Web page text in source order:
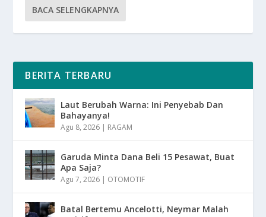
BACA SELENGKAPNYA
BERITA TERBARU
Laut Berubah Warna: Ini Penyebab Dan
Bahayanya!
Agu 8, 2026 | RAGAM
Garuda Minta Dana Beli 15 Pesawat, Buat
Apa Saja?
Agu 7, 2026 | OTOMOTIF
Batal Bertemu Ancelotti, Neymar Malah